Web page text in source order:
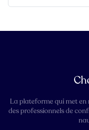
La plateforme qui met en
des professionnels de